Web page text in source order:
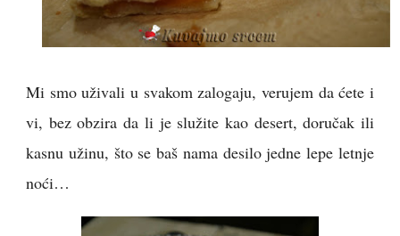
Mi smo uživali u svakom zalogaju, verujem da ćete i
vi, bez obzira da li je služite kao desert, doručak ili
kasnu užinu, što se baš nama desilo jedne lepe letnje
noći…